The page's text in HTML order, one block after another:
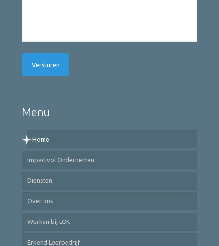
Menu
Home
Impactvol Ondernemen
Diensten
Over ons
Werken bij LOK
Erkend Leerbedrijf